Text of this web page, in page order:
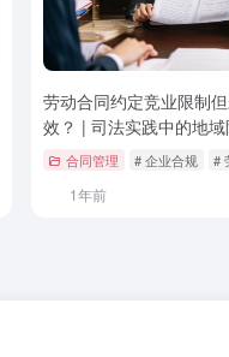
劳动合同约定竞业限制
效？ | 司法实践中的地
合同管理 # 企业合规 #
1年前